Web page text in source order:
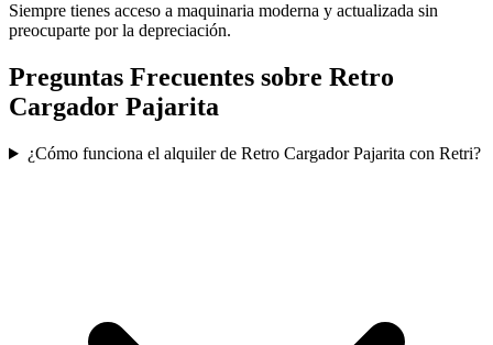
Siempre tienes acceso a maquinaria moderna y actualizada sin
preocuparte por la depreciación.
Preguntas Frecuentes sobre Retro
Cargador Pajarita
¿Cómo funciona el alquiler de Retro Cargador Pajarita con Retri?